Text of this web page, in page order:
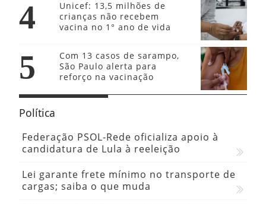
4
Unicef: 13,5 milhões de
crianças não recebem
vacina no 1° ano de vida
5
Com 13 casos de sarampo,
São Paulo alerta para
reforço na vacinação
Política
Federação PSOL-Rede oficializa apoio à
candidatura de Lula à reeleição
Lei garante frete mínimo no transporte de
cargas; saiba o que muda